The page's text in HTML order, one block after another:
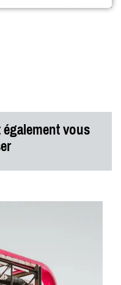
vous